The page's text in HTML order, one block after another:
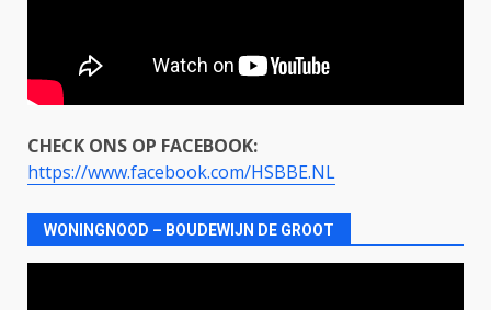
CHECK ONS OP FACEBOOK:
https://www.facebook.com/HSBBE.NL
WONINGNOOD – BOUDEWIJN DE GROOT